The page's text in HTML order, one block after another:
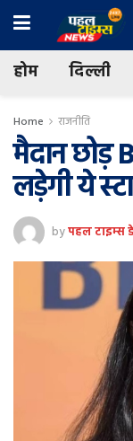
होम दिल्ली
Home राजनीति
मैदान छोड़
लड़ेगी ये
byपहल टाइम्स